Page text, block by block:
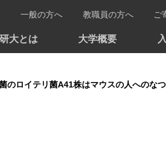
大とは 大学概要
一般の方へ 教職員の方へ ご
イテリ菌A41株はマウスの人へのなつき行動と